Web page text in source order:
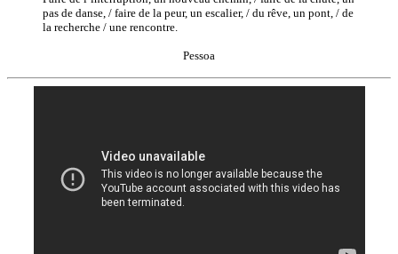
pas de danse, / faire de la peur, un escalier, / du rêve, un pont, / de
la recherche / une rencontre.
Pessoa